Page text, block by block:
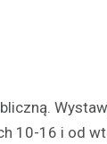
10-16 i od